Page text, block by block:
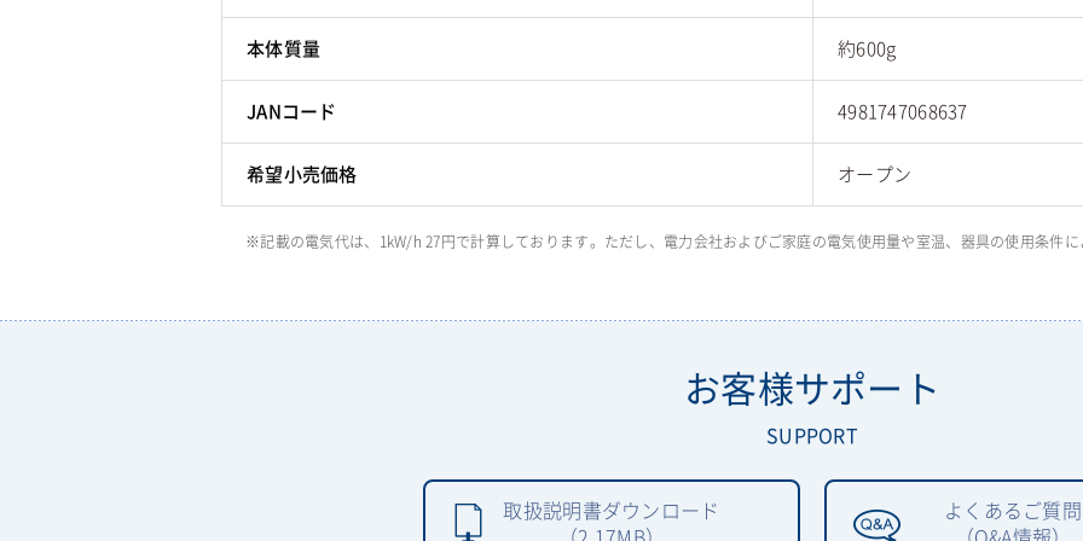
本体質量 約600g
JANコード 4981747068637
希望小売価格 オープン
※記載の電気代は、1kW/h 27円で計算しております。ただし、電力会社およびご家庭の電気使用量や室温、器具の使用条件に
お客様サポート
SUPPORT
取扱説明書ダウンロード
よくあるご質問